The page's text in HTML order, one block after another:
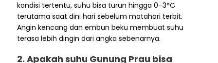
kondisi tertentu, suhu bisa turun hingga 0–3°C
terutama saat dini hari sebelum matahari terbit.
Angin kencang dan embun beku membuat suhu
terasa lebih dingin dari angka sebenarnya.
2. Apakah suhu Gunung Prau bisa